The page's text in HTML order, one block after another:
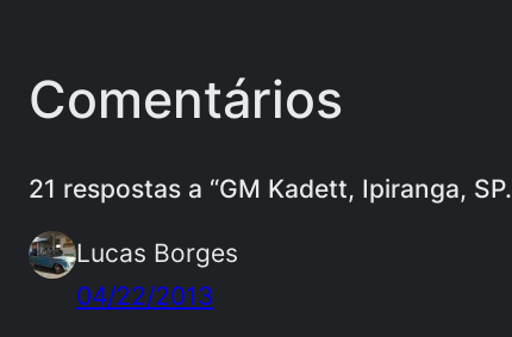
Comentários
21 respostas a “GM Kadett, Ipiranga,
Lucas Borges
04/22/2013